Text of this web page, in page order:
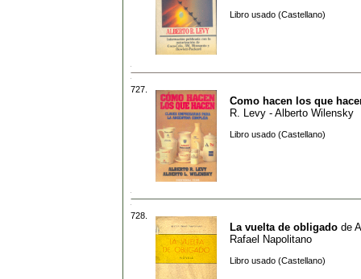
Libro usado (Castellano)
727.
Como hacen los que
R. Levy - Alberto Wilensky
Libro usado (Castellano)
728.
La vuelta de obligado de
Rafael Napolitano
Libro usado (Castellano)